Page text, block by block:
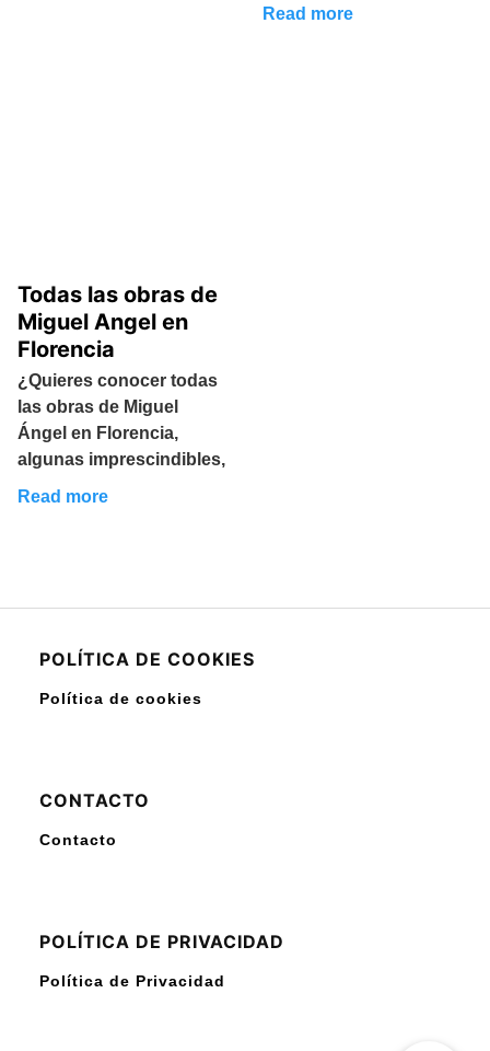
Read more
Todas las obras de
Miguel Angel en
Florencia
¿Quieres conocer todas
las obras de Miguel
Ángel en Florencia,
algunas imprescindibles,
Read more
POLÍTICA DE COOKIES
Política de cookies
CONTACTO
Contacto
POLÍTICA DE PRIVACIDAD
Política de Privacidad